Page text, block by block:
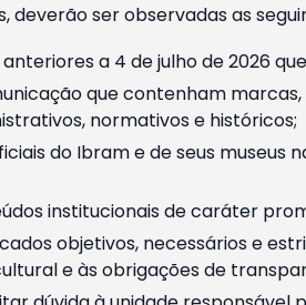
deverão ser observadas as
a 4 de julho de 2026
que contenham
normativos e históricos;
do Ibram e de seus museus
institucionais de caráter
objetivos, necessários e
e às obrigações de